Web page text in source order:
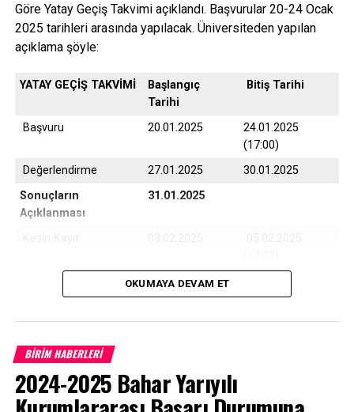
Göre Yatay Geçiş Takvimi açıklandı. Başvurular 20-24 Ocak
2025 tarihleri arasında yapılacak. Üniversiteden yapılan
açıklama şöyle:
YATAY GEÇİŞ TAKVİMİ
Başlangıç
Tarihi
Bitiş Tarihi
Başvuru 20.01.2025
24.01.2025
(17:00)
Değerlendirme
27.01.2025
30.01.2025
Sonuçların
Açıklanması
31.01.2025
06.02.2025
(17:00)
program taban puanları içinTIKLAYINIZ
OKUMAYA DEVAM ET
BİRİM HABERLERİ
2024-2025 Bahar Yarıyılı